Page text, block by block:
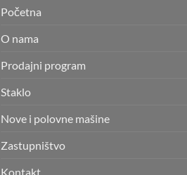
Početna
O nama
Prodajni program
Staklo
Nove i polovne mašine
Zastupništvo
Kontakt